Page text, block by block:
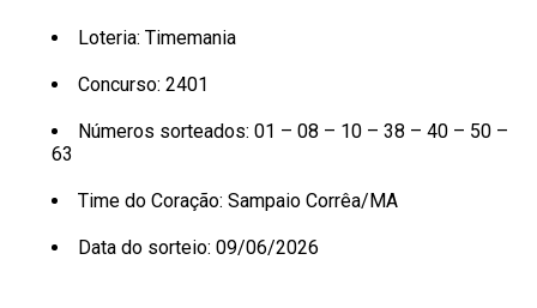
Loteria: Timemania
Concurso: 2401
Números sorteados: 01 – 08 – 10 – 38 – 40 – 50 –
63
Time do Coração: Sampaio Corrêa/MA
Data do sorteio: 09/06/2026